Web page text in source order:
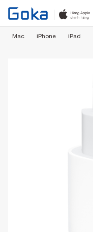
Mac iPhone iPad